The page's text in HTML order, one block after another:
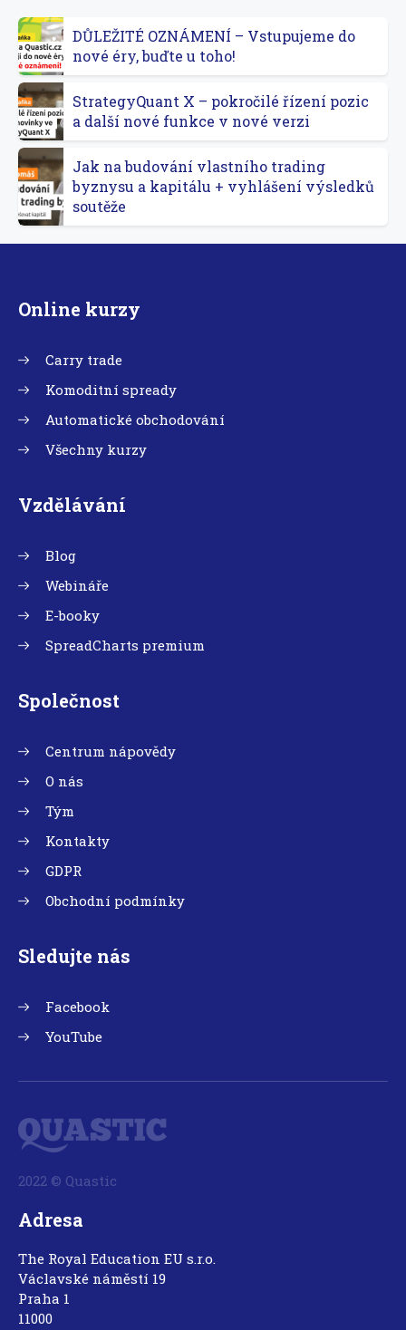
DŮLEŽITÉ OZNÁMENÍ – Vstupujeme do
nové éry, buďte u toho!
StrategyQuant X – pokročilé řízení pozic
a další nové funkce v nové verzi
Jak na budování vlastního trading
byznysu a kapitálu + vyhlášení výsledků
soutěže
Online kurzy
Carry trade
Komoditní spready
Automatické obchodování
Všechny kurzy
Vzdělávání
Blog
Webináře
E-booky
SpreadCharts premium
Společnost
Centrum nápovědy
O nás
Tým
Kontakty
GDPR
Obchodní podmínky
Sledujte nás
Facebook
YouTube
2022 © Quastic
Adresa
The Royal Education EU s.r.o.
Václavské náměstí 19
Praha 1
11000